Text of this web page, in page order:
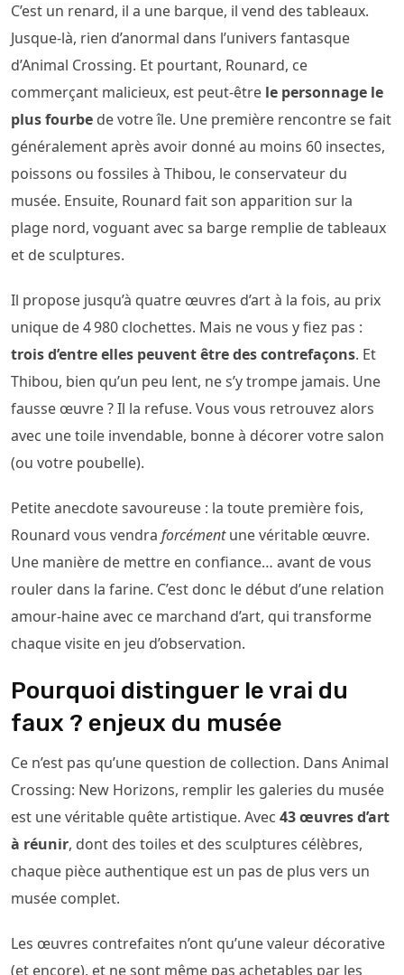
C’est un renard, il a une barque, il vend des tableaux.
Jusque-là, rien d’anormal dans l’univers fantasque
d’Animal Crossing. Et pourtant, Rounard, ce
commerçant malicieux, est peut-être le personnage le
plus fourbe de votre île. Une première rencontre se fait
généralement après avoir donné au moins 60 insectes,
poissons ou fossiles à Thibou, le conservateur du
musée. Ensuite, Rounard fait son apparition sur la
plage nord, voguant avec sa barge remplie de tableaux
et de sculptures.
Il propose jusqu’à quatre œuvres d’art à la fois, au prix
unique de 4 980 clochettes. Mais ne vous y fiez pas :
trois d’entre elles peuvent être des contrefaçons. Et
Thibou, bien qu’un peu lent, ne s’y trompe jamais. Une
fausse œuvre ? Il la refuse. Vous vous retrouvez alors
avec une toile invendable, bonne à décorer votre salon
(ou votre poubelle).
Petite anecdote savoureuse : la toute première fois,
Rounard vous vendra forcémentune véritable œuvre.
Une manière de mettre en confiance… avant de vous
rouler dans la farine. C’est donc le début d’une relation
amour-haine avec ce marchand d’art, qui transforme
chaque visite en jeu d’observation.
Pourquoi distinguer le vrai du
faux ? enjeux du musée
Ce n’est pas qu’une question de collection. Dans Animal
Crossing: New Horizons, remplir les galeries du musée
est une véritable quête artistique. Avec 43 œuvres d’art
à réunir, dont des toiles et des sculptures célèbres,
chaque pièce authentique est un pas de plus vers un
musée complet.
Les œuvres contrefaites n’ont qu’une valeur décorative
(et encore), et ne sont même pas achetables par les